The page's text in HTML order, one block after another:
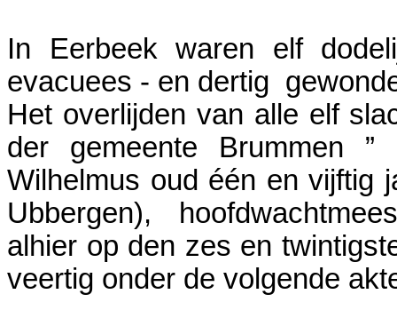
In Eerbeek waren elf
evacuees - en dertig
Het overlijden van alle elf
der gemeente Brummen ”
Wilhelmus oud één en vijftig
Ubbergen),
alhier op den zes en
veertig onder de volgende